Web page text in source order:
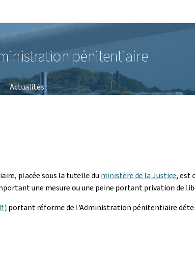
pénitentiaire
Actualités
placée sous la tutelle du ministère de la Justice, est
une mesure ou une peine portant privation de
portant réforme de l'Administration pénitentiaire